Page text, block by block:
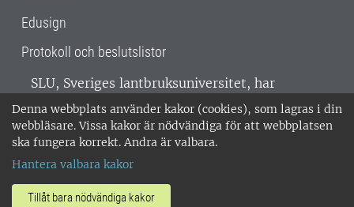
Denna webbplats använder kakor (cookies), som lagras i din
webbläsare. Vissa kakor är nödvändiga för att webbplatsen
ska fungera korrekt. Andra är valbara.
Hantera valbara kakor
Tillåt bara nödvändiga kakor
Edusign
Protokoll och beslutslistor
SLU, Sveriges lantbruksuniversitet, har
verksamhet över hela Sverige. Huvudorter är
Alnarp, Uppsala och Umeå.SLU är
miljöcertifierat enligt ISO 14001. •
018-67 10 00 • Org nr: 202100-2817 •
Om SLU:s webbplatser